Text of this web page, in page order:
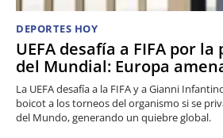
DEPORTES HOY
UEFA desafía a FIFA por
del Mundial: Europa
La UEFA desafía a la FIFA y a Gianni
boicot a los torneos del organismo si se
del Mundo, generando un quiebre global.